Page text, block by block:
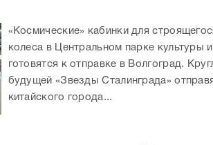
«Космические» кабинки для
колеса в Центральном парке культуры
готовятся к отправке в Волгоград.
будущей «Звезды Сталинграда»
китайского города...